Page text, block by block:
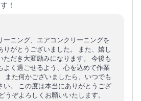
！
ーニング、エアコンクリーニングを
りがとうございました。 また、嬉し
ただき大変励みになります。 今後も
よく過ごせるよう、心を込めて作業
また何かございましたら、いつでも
い。 この度は本当にありがとうござ
うぞよろしくお願いいたします。